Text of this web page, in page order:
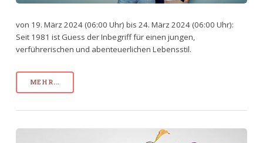
von 19. März 2024 (06:00 Uhr) bis 24. März 2024 (06:00 Uhr):
Seit 1981 ist Guess der Inbegriff für einen jungen,
verführerischen und abenteuerlichen Lebensstil.
MEHR...